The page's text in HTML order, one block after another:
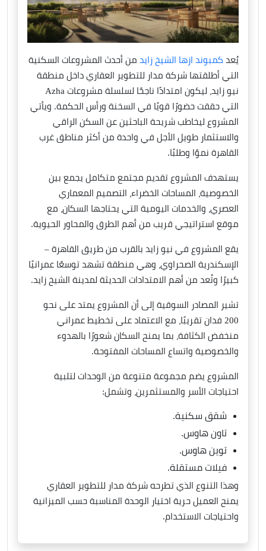
يُعد كمبوند ازها الشيخ زايد من أحدث المشروعات السكنية
التي أطلقتها شركة مدار للتطوير العقاري داخل منطقة
نيو زايد، ليكون امتدادًا ناجحًا لسلسلة مشروعات Azha
التي حققت حضورًا قويًا في السخنة ورأس الحكمة. ويأتي
المشروع ليخاطب شريحة الباحثين عن السكن الراقي
والاستثمار طويل الأجل في واحدة من أكثر مناطق غرب
القاهرة نموًا وطلبًا.
يستهدف المشروع تقديم مجتمع متكامل يجمع بين
الخصوصية، المساحات الخضراء، التصميم المعماري
العصري، والخدمات اليومية التي يحتاجها السكان، مع
موقع استراتيجي قريب من أهم الطرق والمحاور الحيوية.
يقع المشروع في نيو زايد بالقرب من طريق القاهرة –
الإسكندرية الصحراوي، وهي منطقة تشهد توسعًا عمرانيًا
كبيرًا وتُعد من أهم الامتدادات الحديثة لمدينة الشيخ زايد.
تشير المصادر السوقية إلى أن المشروع يمتد على نحو
200 فدان تقريبًا، مع الاعتماد على تخطيط عمراني
منخفض الكثافة، بما يمنح السكان شعورًا بالهدوء
والخصوصية واتساع المساحات المفتوحة.
المشروع يضم مجموعة متنوعة من الوحدات لتلبية
احتياجات الأسر والمستثمرين، وتشمل:
شقق سكنية.
تاون هاوس.
توين هاوس.
فيلات مستقلة.
وهذا التنوع الذي تطرحه شركة مدار للتطوير العقاري
يمنح العميل حرية اختيار الوحدة المناسبة حسب الميزانية
واحتياجات الاستخدام.